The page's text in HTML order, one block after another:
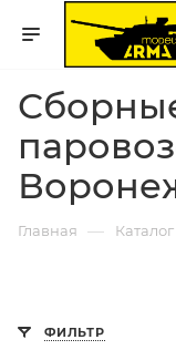
Главная — Каталог
ФИЛЬТР